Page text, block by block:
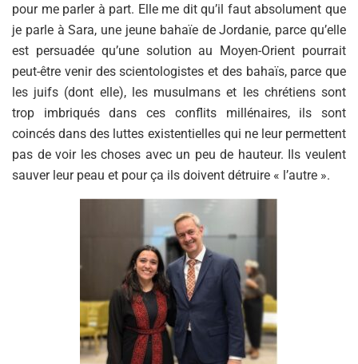
pour me parler à part. Elle me dit qu’il faut absolument que
je parle à Sara, une jeune bahaïe de Jordanie, parce qu’elle
est persuadée qu’une solution au Moyen-Orient pourrait
peut-être venir des scientologistes et des bahaïs, parce que
les juifs (dont elle), les musulmans et les chrétiens sont
trop imbriqués dans ces conflits millénaires, ils sont
coincés dans des luttes existentielles qui ne leur permettent
pas de voir les choses avec un peu de hauteur. Ils veulent
sauver leur peau et pour ça ils doivent détruire « l’autre ».